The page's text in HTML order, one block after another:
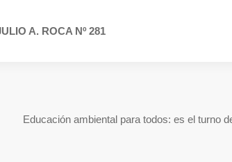
A. ROCA Nº 281
Educación ambiental para todos: es el turno